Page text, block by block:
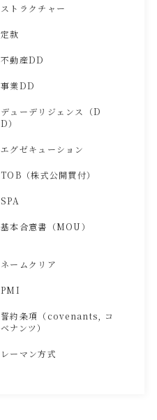
ストラクチャー
定款
不動産DD
事業DD
デューデリジェンス（D
D）
エグゼキューション
TOB（株式公開買付）
SPA
基本合意書（MOU）
ネームクリア
PMI
誓約条項（covenants, コ
ベナンツ）
レーマン方式